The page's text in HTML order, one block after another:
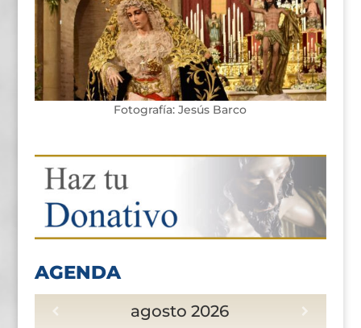
Fotografía: Jesús Barco
AGENDA
agosto 2026